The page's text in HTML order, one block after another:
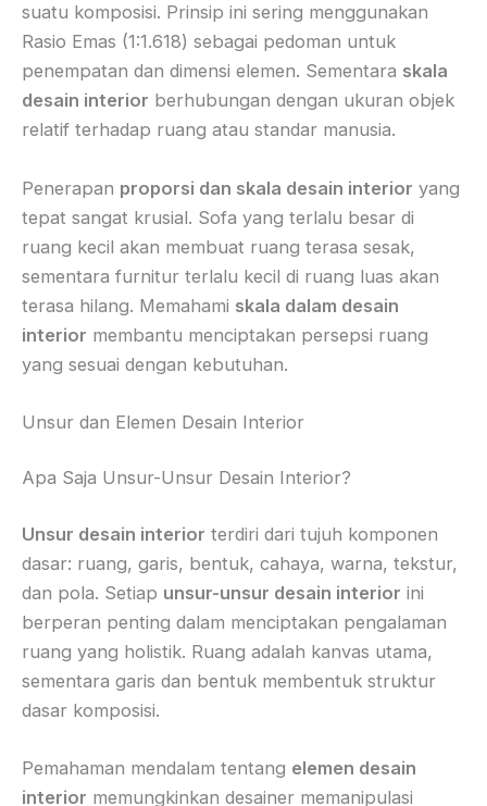
suatu komposisi. Prinsip ini sering menggunakan
Rasio Emas (1:1.618) sebagai pedoman untuk
penempatan dan dimensi elemen. Sementara skala
desain interior berhubungan dengan ukuran objek
relatif terhadap ruang atau standar manusia.
Penerapan proporsi dan skala desain interior yang
tepat sangat krusial. Sofa yang terlalu besar di
ruang kecil akan membuat ruang terasa sesak,
sementara furnitur terlalu kecil di ruang luas akan
terasa hilang. Memahami skala dalam desain
interior membantu menciptakan persepsi ruang
yang sesuai dengan kebutuhan.
Unsur dan Elemen Desain Interior
Apa Saja Unsur-Unsur Desain Interior?
Unsur desain interior terdiri dari tujuh komponen
dasar: ruang, garis, bentuk, cahaya, warna, tekstur,
dan pola. Setiap unsur-unsur desain interior ini
berperan penting dalam menciptakan pengalaman
ruang yang holistik. Ruang adalah kanvas utama,
sementara garis dan bentuk membentuk struktur
dasar komposisi.
Pemahaman mendalam tentang elemen desain
interior memungkinkan desainer memanipulasi